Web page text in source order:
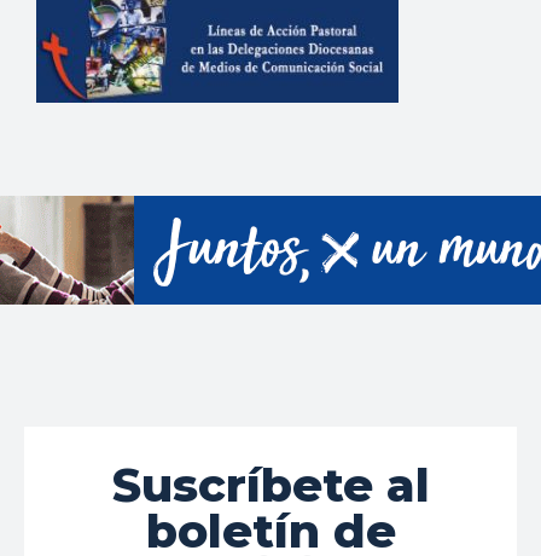
Suscríbete al
boletín de